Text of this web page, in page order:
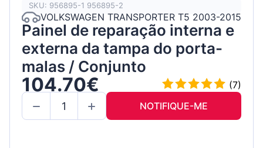
SKU: 956895-1 956895-2
VOLKSWAGEN TRANSPORTER T5 2003-2015
Painel de reparação interna e
externa da tampa do porta-
malas / Conjunto
104.70€
(7)
NOTIFIQUE-ME